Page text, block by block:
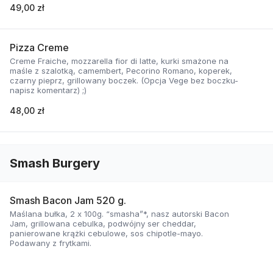
49,00 zł
Pizza Creme
Creme Fraiche, mozzarella fior di latte, kurki smażone na
maśle z szalotką, camembert, Pecorino Romano, koperek,
czarny pieprz, grillowany boczek. (Opcja Vege bez boczku-
napisz komentarz) ;)
48,00 zł
Smash Burgery
Smash Bacon Jam 520 g.
Maślana bułka, 2 x 100g. “smasha”*, nasz autorski Bacon
Jam, grillowana cebulka, podwójny ser cheddar,
panierowane krążki cebulowe, sos chipotle-mayo.
Podawany z frytkami.